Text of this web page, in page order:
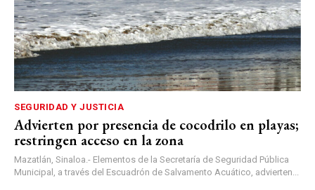
SEGURIDAD Y JUSTICIA
Advierten por presencia de cocodrilo en playas;
restringen acceso en la zona
Mazatlán, Sinaloa.- Elementos de la Secretaría de Seguridad Pública
Municipal, a través del Escuadrón de Salvamento Acuático, advierten...